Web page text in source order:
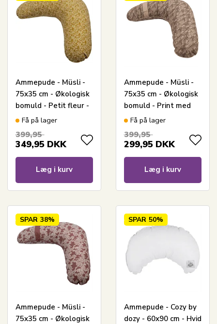
Ammepude - Müsli -
75x35 cm - Økologisk
bomuld - Petit fleur -
Print med små
Få på lager
399,95
349,95 DKK
Læg i kurv
Ammepude - Müsli -
75x35 cm - Økologisk
bomuld - Print med
små giraffer
Få på lager
399,95
299,95 DKK
Læg i kurv
SPAR 38%
Ammepude - Müsli -
75x35 cm - Økologisk
SPAR 50%
Ammepude - Cozy by
dozy - 60x90 cm - Hvid